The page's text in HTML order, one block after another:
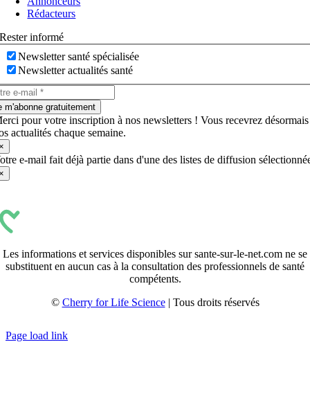
Rédacteurs
Rester informé
Newsletter santé spécialisée
Newsletter actualités santé
m'abonne gratuitement
pour votre inscription à nos newsletters ! Vous recevrez désormais
actualités chaque semaine.
e-mail fait déjà partie dans d'une des listes de diffusion
Les informations et services disponibles sur sante-sur-le-net.com ne se
substituent en aucun cas à la consultation des professionnels de santé
compétents.
© Cherry for Life Science| Tous droits réservés
Page load link